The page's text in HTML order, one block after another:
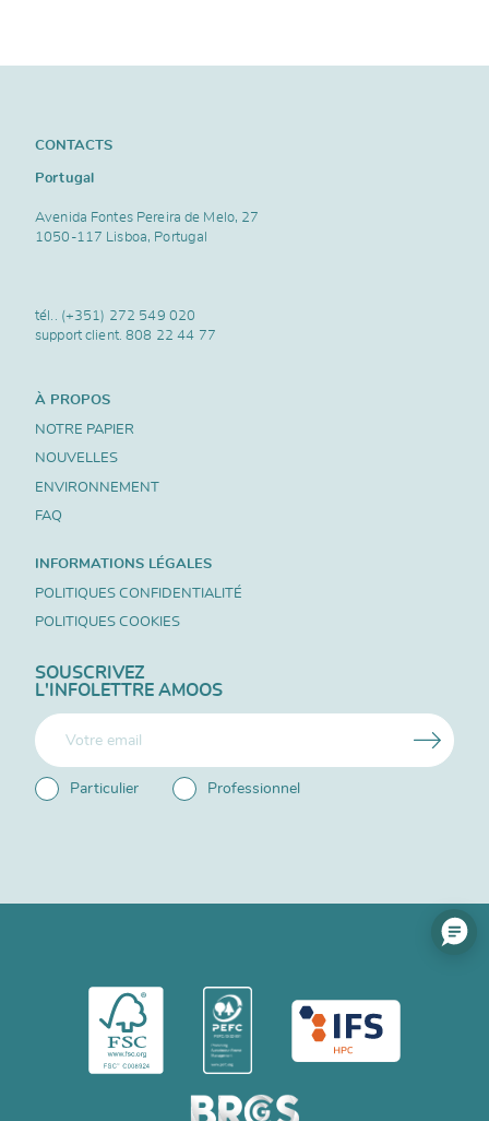
CONTACTS
Portugal
Avenida Fontes Pereira de Melo, 27
1050-117 Lisboa, Portugal
tél.. (+351) 272 549 020
support client.808 22 44 77
À PROPOS
NOTRE PAPIER
NOUVELLES
ENVIRONNEMENT
FAQ
INFORMATIONS LÉGALES
POLITIQUES CONFIDENTIALITÉ
POLITIQUES COOKIES
SOUSCRIVEZ
L'INFOLETTRE AMOOS
Particulier Professionnel